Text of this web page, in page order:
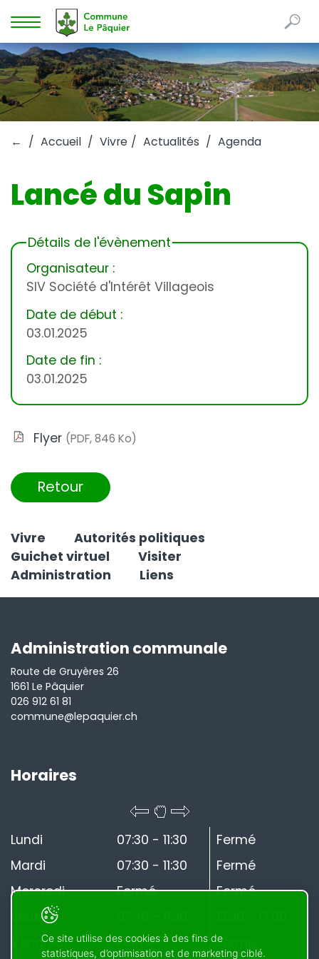
Mots
clés
Afficher
la
navigation
← Accueil Vivre Actualités Agenda
Lancé du Sapin
Détails de l'évènement
Organisateur :
SIV Société d'Intérêt Villageois
Date de début :
03.01.2025
Date de fin :
03.01.2025
Flyer (PDF, 846 Ko)
Retour
Vivre
Autorités politiques
Guichet virtuel
Visiter
Administration
Liens
Administration communale
Route de Gruyères 26
1661 Le Pâquier
026 912 61 81
commune@lepaquier.ch
Horaires
Lundi 07:30 - 11:30
Fermé
Mardi
07:30 - 11:30
Fermé
Mercredi
Fermé
Fermé
Jeudi
Vendredi
Fermé Fermé
Ce site utilise des cookies à des fins de
statistiques, d’optimisation et de marketing ciblé.